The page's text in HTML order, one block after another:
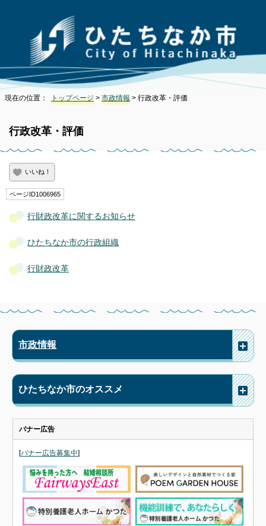
現在の位置： トップページ > 市政情報 > 行政改革・評価
行政改革・評価
いいね！
ページID1006965
行財政改革に関するお知らせ
ひたちなか市の行政組織
行財政改革
市政情報
ひたちなか市のオススメ
バナー広告
[バナー広告募集中]